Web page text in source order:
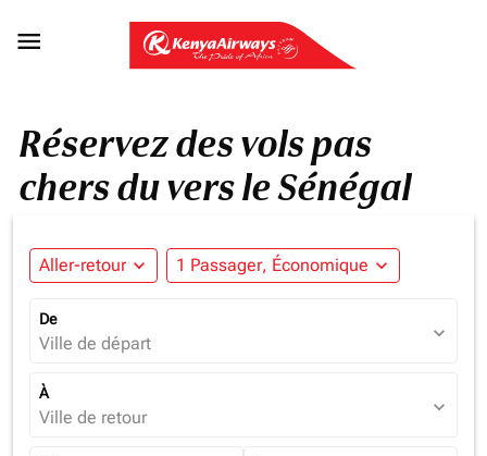

Réservez des vols pas
chers du vers le Sénégal
Aller-retour expand_more 1 Passager, Économique expand_more
De
Ville de départ expand_more
À
Ville de retour expand_more